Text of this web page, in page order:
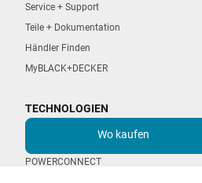
Wo kaufen
Service + Support
Teile + Dokumentation
Händler Finden
MyBLACK+DECKER
TECHNOLOGIEN
POWERCOMMAND
POWERCONNECT